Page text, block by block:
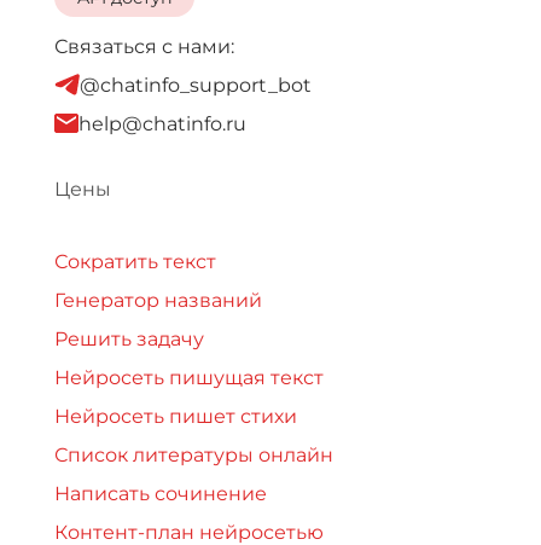
Связаться с нами:
@chatinfo_support_bot
help@chatinfo.ru
Цены
Сократить текст
Генератор названий
Решить задачу
Нейросеть пишущая текст
Нейросеть пишет стихи
Список литературы онлайн
Написать сочинение
Контент-план нейросетью